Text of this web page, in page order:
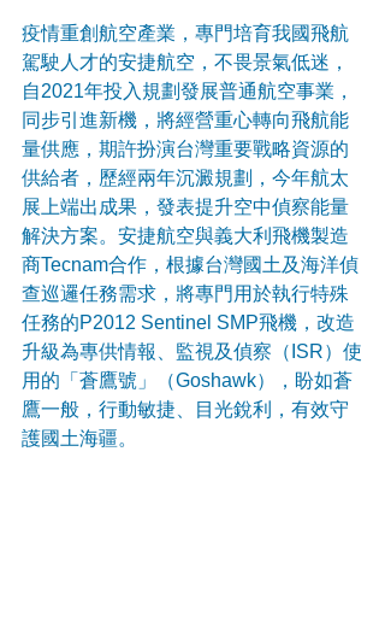
疫情重創航空產業，專門培育我國飛航
駕駛人才的安捷航空，不畏景氣低迷，
自2021年投入規劃發展普通航空事業，
同步引進新機，將經營重心轉向飛航能
量供應，期許扮演台灣重要戰略資源的
供給者，歷經兩年沉澱規劃，今年航太
展上端出成果，發表提升空中偵察能量
解決方案。安捷航空與義大利飛機製造
商Tecnam合作，根據台灣國土及海洋偵
查巡邏任務需求，將專門用於執行特殊
任務的P2012 Sentinel SMP飛機，改造
升級為專供情報、監視及偵察（ISR）使
用的「蒼鷹號」（Goshawk），盼如蒼
鷹一般，行動敏捷、目光銳利，有效守
護國土海疆。